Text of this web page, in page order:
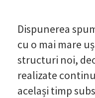
Dispunerea
cu o mai mare
structuri noi,
realizate
același timp